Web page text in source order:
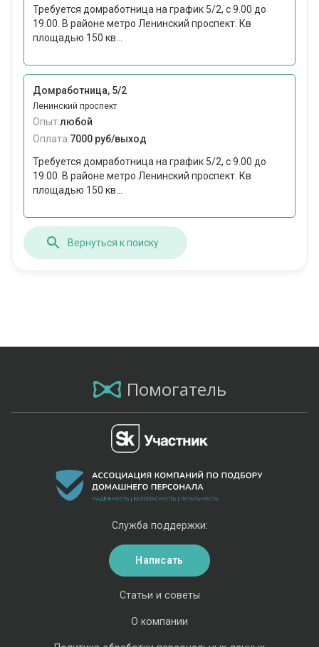
Требуется домработница на график 5/2, с 9.00 до
19.00. В районе метро Ленинский проспект. Кв
площадью 150 кв...
Домработница, 5/2
Ленинский проспект
Опыт:любой
Оплата:7000 руб/выход
Требуется домработница на график 5/2, с 9.00 до
19.00. В районе метро Ленинский проспект. Кв
площадью 150 кв...
Вернуться к поиску
Помогатель
Статьи и советы
О компании
Служба поддержки:
Написать